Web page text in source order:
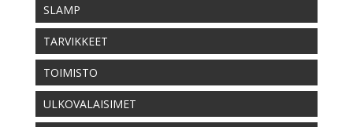
SLAMP
TARVIKKEET
TOIMISTO
ULKOVALAISIMET